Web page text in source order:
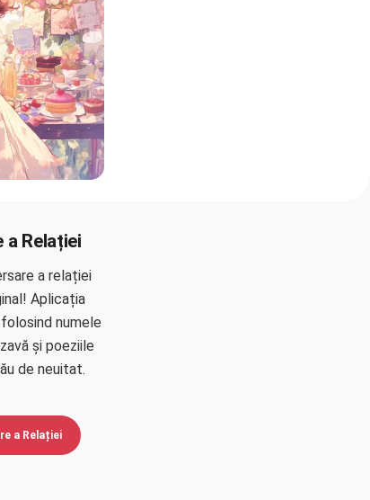
a Relației
a relației
Aplicația
numele
și poeziile
de neuitat.
a Relației